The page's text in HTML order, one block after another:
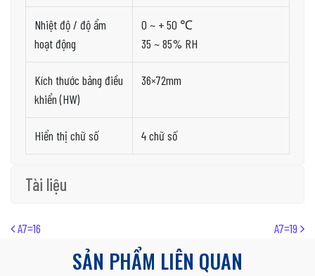
Nhiệt độ / độ ẩm
hoạt động
0 ~ + 50 ℃
35 ~ 85% RH
Kích thước bảng điều
khiển (HW)
36×72mm
Hiển thị chữ số 4 chữ số
Tài liệu
Post navigation
A7=16 A7=19
SẢN PHẨM LIÊN QUAN